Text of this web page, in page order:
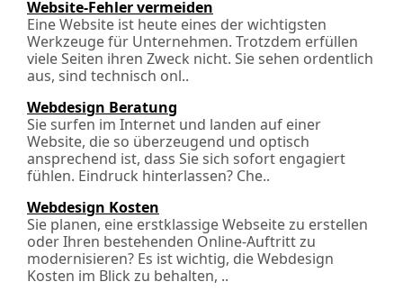
Website-Fehler vermeiden
Eine Website ist heute eines der wichtigsten
Werkzeuge für Unternehmen. Trotzdem erfüllen
viele Seiten ihren Zweck nicht. Sie sehen ordentlich
aus, sind technisch onl..
Webdesign Beratung
Sie surfen im Internet und landen auf einer
Website, die so überzeugend und optisch
ansprechend ist, dass Sie sich sofort engagiert
fühlen. Eindruck hinterlassen? Che..
Webdesign Kosten
Sie planen, eine erstklassige Webseite zu erstellen
oder Ihren bestehenden Online-Auftritt zu
modernisieren? Es ist wichtig, die Webdesign
Kosten im Blick zu behalten, ..